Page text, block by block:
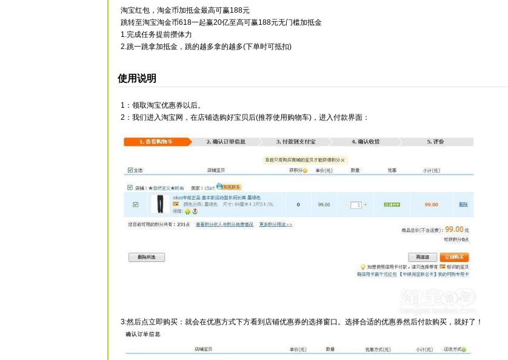
淘宝红包，淘金币加抵金最高可赢188元
跳转至淘宝淘金币618一起赢20亿至高可赢188元无门槛加抵金
1.完成任务提前攒体力
2.跳一跳拿加抵金，跳的越多拿的越多(下单时可抵扣)
使用说明
1：领取淘宝优惠券以后。
2：我们进入淘宝网，在店铺选购好宝贝后(推荐使用购物车)，进入付款界面：
3:然后点立即购买：就会在优惠方式下方看到店铺优惠券的选择窗口。选择合适的优惠券然后付款购买，就好了！